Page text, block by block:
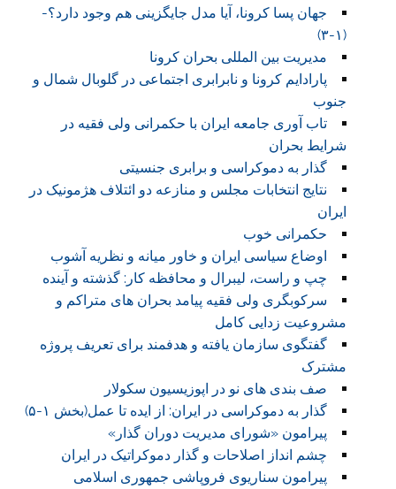
جهان پسا کرونا، آیا مدل جایگزینی هم وجود دارد؟-
(۱-۳)
مدیریت بین المللی بحران کرونا
پارادایم کرونا و نابرابری اجتماعی در گلوبال شمال و
جنوب
تاب آوری جامعه ایران با حکمرانی ولی فقیه در
شرایط بحران
گذار به دموکراسی و برابری جنسیتی
نتایج انتخابات مجلس و منازعه دو ائتلاف هژمونیک در
ایران
حکمرانی خوب
اوضاع سیاسی ایران و خاور میانه و نظریه آشوب
چپ و راست، لیبرال و محافظه کار: گذشته و آینده
سرکوبگری ولی فقیه پیامد بحران های متراکم و
مشروعیت زدایی کامل
گفتگوی سازمان یافته و هدفمند برای تعریف پروژه
مشترک
صف بندی های نو در اپوزیسیون سکولار
گذار به دموکراسی در ایران: از ایده تا عمل(بخش ۱-۵)
پیرامون «شورای مدیریت دوران گذار»
چشم انداز اصلاحات و گذار دموکراتیک در ایران
پیرامون سناریوی فروپاشی جمهوری اسلامی